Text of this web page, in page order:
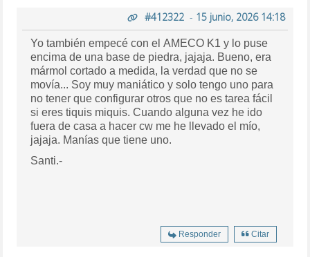
#412322- 15 junio, 2026 14:18
Yo también empecé con el AMECO K1 y lo puse
encima de una base de piedra, jajaja. Bueno, era
mármol cortado a medida, la verdad que no se
movía... Soy muy maniático y solo tengo uno para
no tener que configurar otros que no es tarea fácil
si eres tiquis miquis. Cuando alguna vez he ido
fuera de casa a hacer cw me he llevado el mío,
jajaja. Manías que tiene uno.
Santi.-
Responder Citar